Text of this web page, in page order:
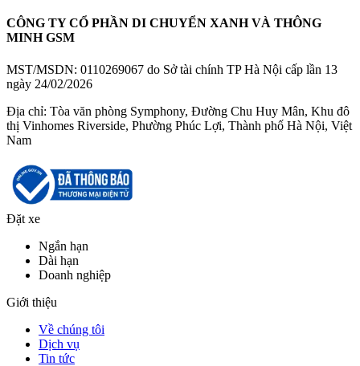
CÔNG TY CỔ PHẦN DI CHUYỂN XANH VÀ THÔNG
MINH GSM
MST/MSDN: 0110269067 do Sở tài chính TP Hà Nội cấp lần 13
ngày 24/02/2026
Địa chỉ: Tòa văn phòng Symphony, Đường Chu Huy Mân, Khu đô
thị Vinhomes Riverside, Phường Phúc Lợi, Thành phố Hà Nội, Việt
Nam
Đặt xe
Ngắn hạn
Dài hạn
Doanh nghiệp
Giới thiệu
Về chúng tôi
Dịch vụ
Tin tức